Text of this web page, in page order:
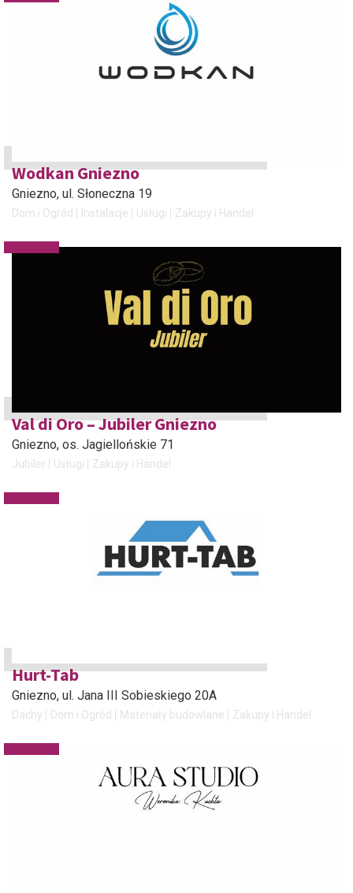
Wodkan Gniezno
Gniezno, ul. Słoneczna 19
Dom i Ogród Instalacje Usługi Zakupy i Handel
Val di Oro – Jubiler Gniezno
Gniezno, os. Jagiellońskie 71
Jubiler Usługi Zakupy i Handel
Hurt-Tab
Gniezno, ul. Jana III Sobieskiego 20A
Dachy Dom i Ogród Materiały budowlane Zakupy i Handel